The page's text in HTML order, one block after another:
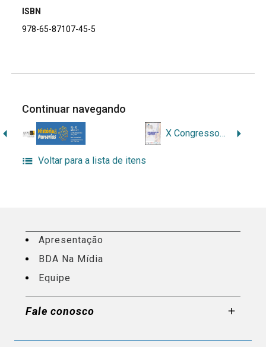
ISBN
978-65-87107-45-5
Continuar navegando
XVIII Encontro de História da Anpuh-Rio X Congresso Nacional de Arquivologia (CNA) – Caderno de Resumos
Voltar para a lista de itens
Apresentação
BDA Na Mídia
Equipe
Fale conosco